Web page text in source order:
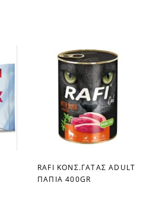
favorite_border
RAFI ΚΟΝΣ.ΓΑΤΑΣ ADULT
ΠΑΠΙΑ 400GR